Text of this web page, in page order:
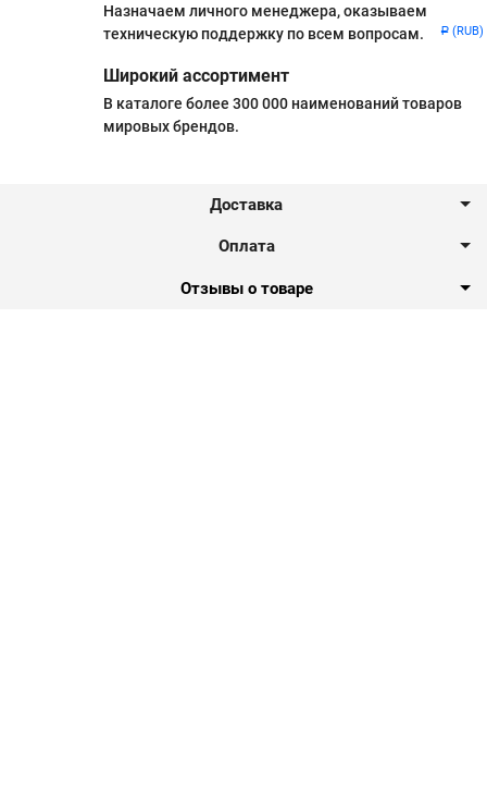
Р (RUB)
Назначаем личного менеджера, оказываем
техническую поддержку по всем вопросам.
Широкий ассортимент
В каталоге более 300 000 наименований товаров
мировых брендов.
Доставка
Оплата
Отзывы о товаре